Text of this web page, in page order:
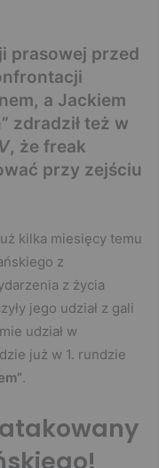
prasowej przed
a Jackiem
zdradził też w
, że freak
przy zejściu
kilka miesięcy temu
z
z życia
jego udział z gali
udział w
już w 1. rundzie
.